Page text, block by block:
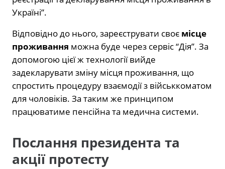
Україні”.
Відповідно до нього, зареєструвати своє місце
проживання можна буде через сервіс “Дія”. За
допомогою цієї ж технології вийде
задекларувати зміну місця проживання, що
спростить процедуру взаємодії з військкоматом
для чоловіків. За таким же принципом
працюватиме пенсійна та медична системи.
Послання президента та
акції протесту